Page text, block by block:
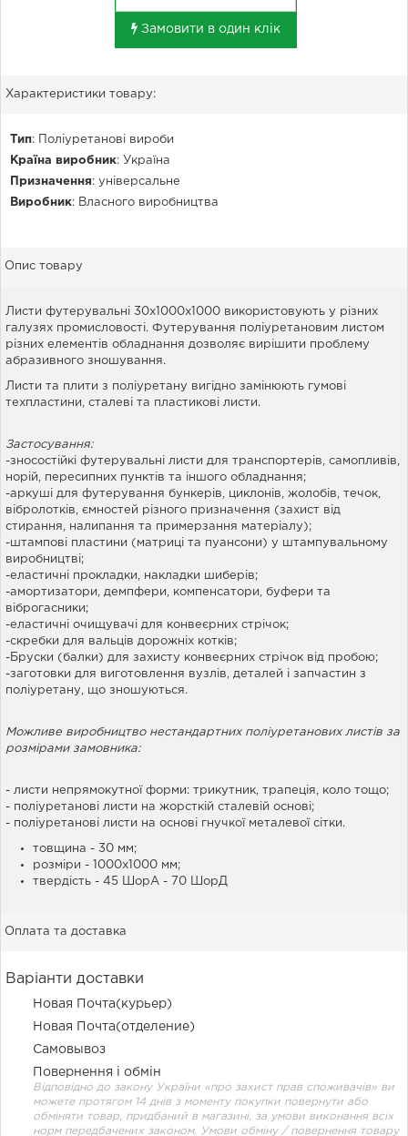
Замовити в один клік
Характеристики товару:
Тип: Поліуретанові вироби
Країна виробник: Україна
Призначення: універсальне
Виробник: Власного виробництва
Опис товару
Листи футерувальні 30x1000x1000 використовують у різних
галузях промисловості. Футерування поліуретановим листом
різних елементів обладнання дозволяє вирішити проблему
абразивного зношування.
Листи та плити з поліуретану вигідно замінюють гумові
техпластини, сталеві та пластикові листи.
Застосування:
-зносостійкі футерувальні листи для транспортерів, самопливів,
норій, пересипних пунктів та іншого обладнання;
-аркуші для футерування бункерів, циклонів, жолобів, течок,
вібролотків, ємностей різного призначення (захист від
стирання, налипання та примерзання матеріалу);
-штампові пластини (матриці та пуансони) у штампувальному
виробництві;
-еластичні прокладки, накладки шиберів;
-амортизатори, демпфери, компенсатори, буфери та
віброгасники;
-еластичні очищувачі для конвеєрних стрічок;
-скребки для вальців дорожніх котків;
-Бруски (балки) для захисту конвеєрних стрічок від пробою;
-заготовки для виготовлення вузлів, деталей і запчастин з
поліуретану, що зношуються.
Можливе виробництво нестандартних поліуретанових листів за
розмірами замовника:
- листи непрямокутної форми: трикутник, трапеція, коло тощо;
- поліуретанові листи на жорсткій сталевій основі;
- поліуретанові листи на основі гнучкої металевої сітки.
товщина - 30 мм;
розміри - 1000х1000 мм;
твердість - 45 ШорА - 70 ШорД
Оплата та доставка
Варіанти доставки
Новая Почта(курьер)
Новая Почта(отделение)
Самовывоз
Повернення і обмін
Відповідно до закону України «про захист прав споживачів» ви
можете протягом 14 днів з моменту покупки повернути або
обміняти товар, придбаний в магазині, за умови виконання всіх
норм передбачених законом. Умови обміну / повернення товару